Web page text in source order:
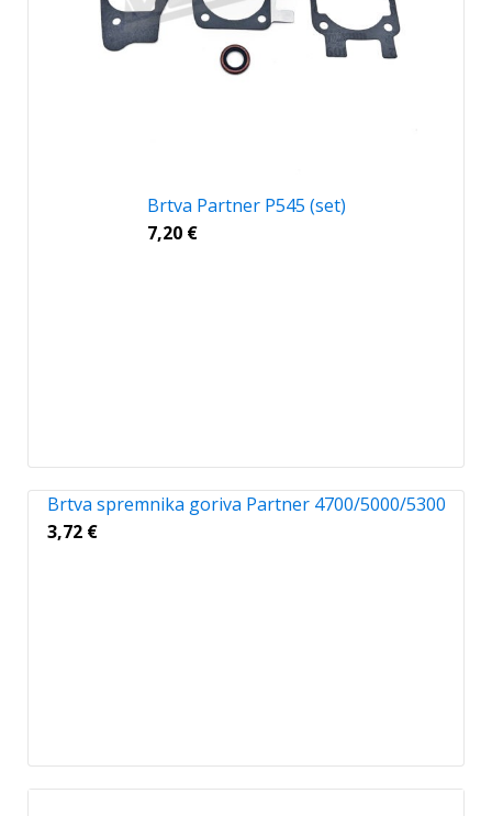
Brtva Partner P545 (set)
7,20 €
Brtva spremnika goriva Partner 4700/5000/5300
3,72 €